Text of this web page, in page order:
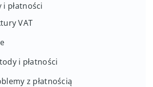
i płatności
VAT
i płatności
z płatnością